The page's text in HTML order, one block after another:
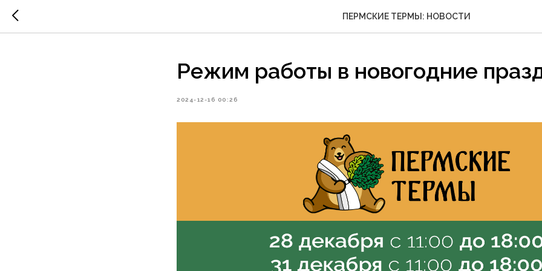
ПЕРМСКИЕ ТЕРМЫ: НОВОСТИ
Режим работы в новогодние
2024-12-16 00:26